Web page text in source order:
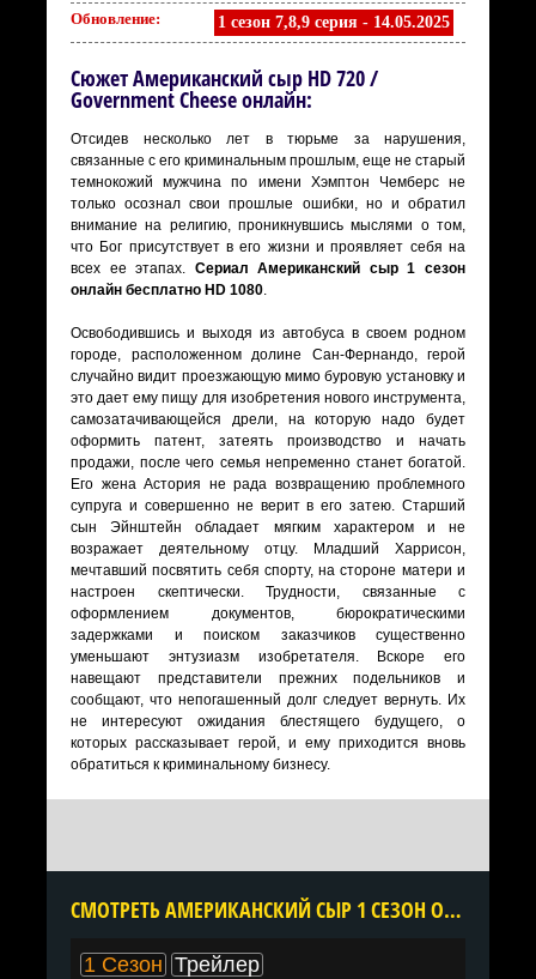
Обновление: 1 сезон 7,8,9 серия - 14.05.2025
Сюжет Американский сыр HD 720 /
Government Cheese онлайн:
Отсидев несколько лет в тюрьме за нарушения,
связанные с его криминальным прошлым, еще не старый
темнокожий мужчина по имени Хэмптон Чемберс не
только осознал свои прошлые ошибки, но и обратил
внимание на религию, проникнувшись мыслями о том,
что Бог присутствует в его жизни и проявляет себя на
всех ее этапах. Сериал Американский сыр 1 сезон
онлайн бесплатно HD 1080.
Освободившись и выходя из автобуса в своем родном
городе, расположенном долине Сан-Фернандо, герой
случайно видит проезжающую мимо буровую установку и
это дает ему пищу для изобретения нового инструмента,
самозатачивающейся дрели, на которую надо будет
оформить патент, затеять производство и начать
продажи, после чего семья непременно станет богатой.
Его жена Астория не рада возвращению проблемного
супруга и совершенно не верит в его затею. Старший
сын Эйнштейн обладает мягким характером и не
возражает деятельному отцу. Младший Харрисон,
мечтавший посвятить себя спорту, на стороне матери и
настроен скептически. Трудности, связанные с
оформлением документов, бюрократическими
задержками и поиском заказчиков существенно
уменьшают энтузиазм изобретателя. Вскоре его
навещают представители прежних подельников и
сообщают, что непогашенный долг следует вернуть. Их
не интересуют ожидания блестящего будущего, о
которых рассказывает герой, и ему приходится вновь
обратиться к криминальному бизнесу.
CМОТРЕТЬ АМЕРИКАНСКИЙ СЫР 1 СЕЗОН ОНЛАЙН В ХОРОШЕМ КАЧЕСТВЕ ВСЕ СЕРИИ ПОДРЯД БЕСПЛАТНО
1 Сезон Трейлер